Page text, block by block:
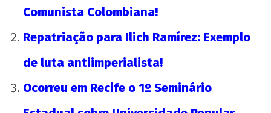
de
wp-
Comunista Colombiana!
Repatriação para Ilich Ramírez: Exemplo
de luta antiimperialista!
Ocorreu em Recife o 1º Seminário